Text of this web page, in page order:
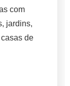
com
jardins,
de